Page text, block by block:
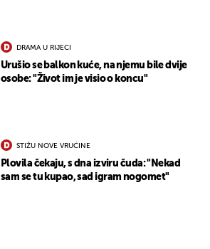
DRAMA U RIJECI
Urušio se balkon kuće, na njemu bile dvije
osobe: "Život im je visio o koncu"
STIŽU NOVE VRUĆINE
Plovila čekaju, s dna izviru čuda: "Nekad
sam se tu kupao, sad igram nogomet"